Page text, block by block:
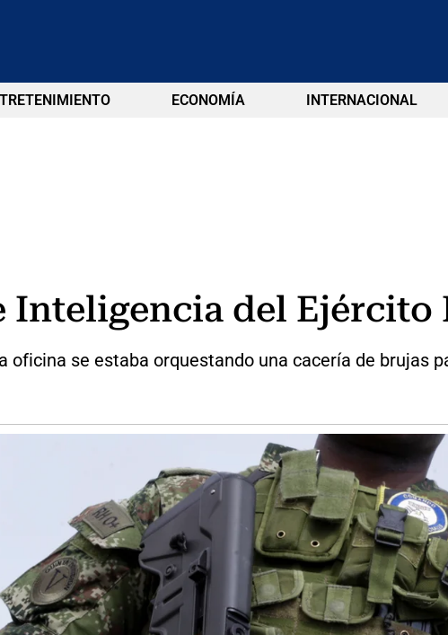
ECONOMÍA INTERNACIONAL
Inteligencia del Ejército
oficina se estaba orquestando una cacería de brujas